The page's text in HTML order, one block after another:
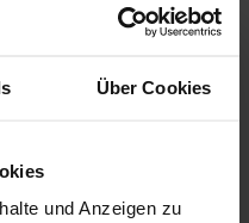
Über Cookies
und Anzeigen zu